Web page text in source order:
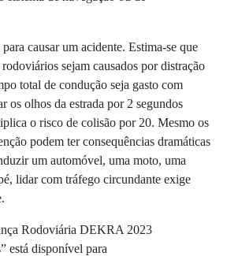
causar um acidente. Estima-se que
sejam causados por distração
total de condução seja gasto com
os olhos da estrada por 2 segundos
o risco de colisão por 20. Mesmo os
podem ter consequências dramáticas
um automóvel, uma moto, uma
lidar com tráfego circundante exige
Rodoviária DEKRA 2023
está disponível para